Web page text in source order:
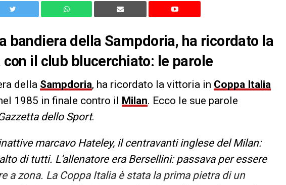
bandiera della Sampdoria, ha ricordato la
il club blucerchiato: le parole
della Sampdoria, ha ricordato la vittoria in Coppa Italia
1985 in finale contro il Milan. Ecco le sue parole
dello Sport.
marcavo Hateley, il centravanti inglese del Milan:
di tutti. L’allenatore era Bersellini: passava per essere
a zona. La Coppa Italia è stata la prima pietra di un